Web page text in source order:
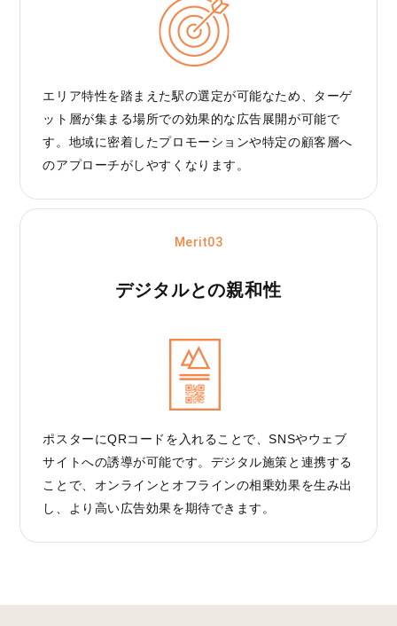
エリア特性を踏まえた駅の選定が可能なため、ターゲ
ット層が集まる場所での効果的な広告展開が可能で
す。地域に密着したプロモーションや特定の顧客層へ
のアプローチがしやすくなります。
Merit03
デジタルとの親和性
ポスターにQRコードを入れることで、SNSやウェブ
サイトへの誘導が可能です。デジタル施策と連携する
ことで、オンラインとオフラインの相乗効果を生み出
し、より高い広告効果を期待できます。